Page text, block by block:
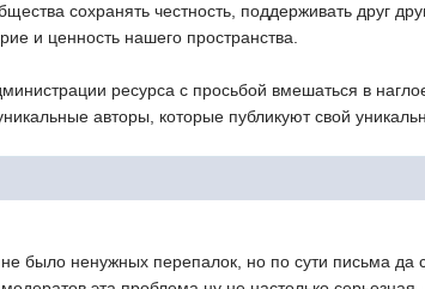
сохранять честность, поддерживать друг
и ценность нашего пространства.
ресурса с просьбой вмешаться в
авторы, которые публикуют свой
было ненужных перепалок, но по сути письма да